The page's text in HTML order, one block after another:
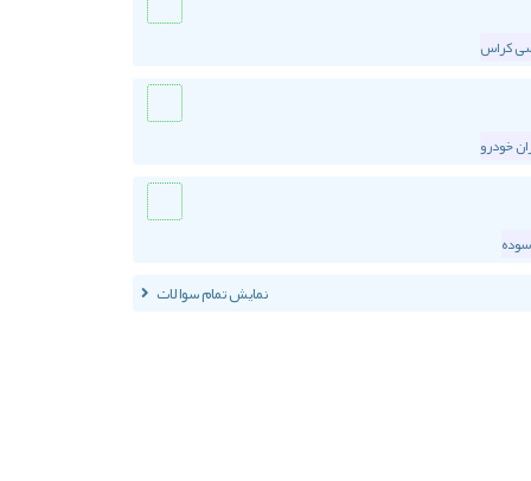
کراس
خودرو
نمایش تمام سوالات